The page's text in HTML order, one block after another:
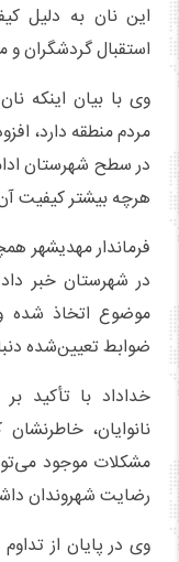
این نان به دلیل
استقبال گردشگران و
وی با بیان اینکه
مردم منطقه دارد،
در سطح شهرستان
هرچه بیشتر کیفیت
فرماندار مهدیشهر
در شهرستان خبر
موضوع اتخاذ شده
ضوابط تعیین‌شده
خداداد با تأکید
نانوایان،
مشکلات موجود
رضایت شهروندان
وی در پایان از